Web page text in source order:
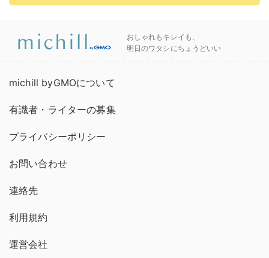
おしゃれもキレイも、
明日のワタシにちょうどいい
michill byGMOについて
有識者・ライターの募集
プライバシーポリシー
お問い合わせ
連絡先
利用規約
運営会社